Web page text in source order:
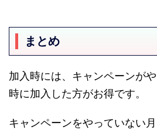
まとめ
加入時には、キャンペーンが
時に加入した方がお得です。
キャンペーンをやっていない月